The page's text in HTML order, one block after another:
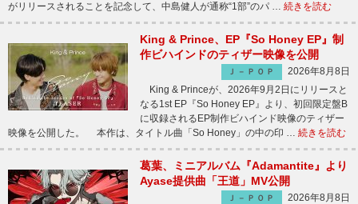
がリリースされることを記念して、中島健人が通称“1部”のパ … 続きを読む
King & Prince、EP『So Honey EP』制
作ビハインドのティザー映像を公開
Ｊ－ＰＯＰ
2026年8月8日
King & Princeが、2026年9月2日にリリースと
なる1st EP『So Honey EP』より、初回限定盤B
に収録されるEP制作ビハインド映像のティザー
映像を公開した。 本作は、タイトル曲「So Honey」の中の印 … 続きを読む
葛葉、ミニアルバム『Adamantite』より
Ayase提供曲「王道」MV公開
Ｊ－ＰＯＰ
2026年8月8日